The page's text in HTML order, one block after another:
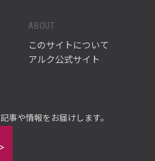
ABOUT
このサイトについて
アルク公式サイト
事や情報をお届けします。